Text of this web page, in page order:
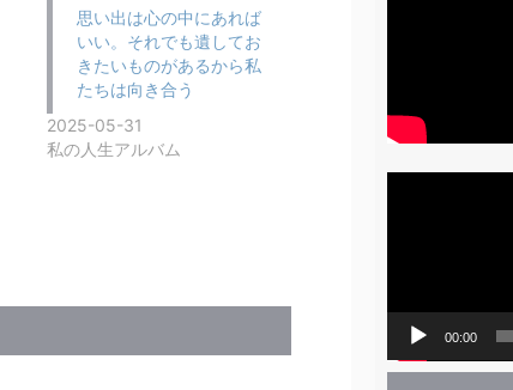
思い出は心の中にあれば
いい。それでも遺してお
きたいものがあるから私
たちは向き合う
2025-05-31
私の人生アルバム
ヤ
00:00